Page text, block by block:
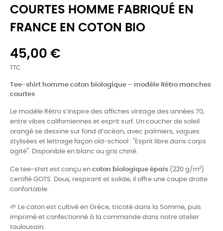
COURTES HOMME FABRIQUÉ EN
FRANCE EN COTON BIO
45,00 €
TTC
Tee-shirt homme coton biologique – modèle Rétro manches
courtes
Le modèle Rétro s’inspire des affiches vintage des années 70,
entre vibes californiennes et esprit surf. Un coucher de soleil
orangé se dessine sur fond d’océan, avec palmiers, vagues
stylisées et lettrage façon old-school : "Esprit libre dans corps
agité". Disponible en blanc ou gris chiné.
Ce tee-shirt est conçu en coton biologique épais (220 g/m²)
certifié GOTS. Doux, respirant et solide, il offre une coupe droite
confortable.
🌱 Le coton est cultivé en Grèce, tricoté dans la Somme, puis
imprimé et confectionné à la commande dans notre atelier
toulousain.